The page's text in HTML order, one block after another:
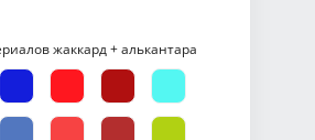
жаккард + алькантара